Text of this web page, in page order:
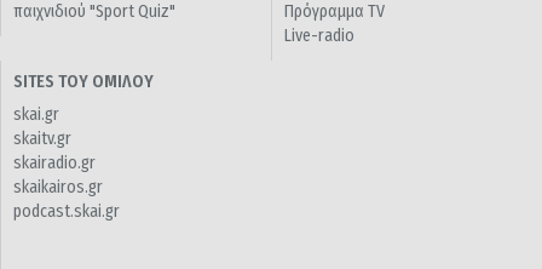
παιχνιδιού "Sport Quiz"
Πρόγραμμα TV
Live-radio
SITES ΤΟΥ ΟΜΙΛΟΥ
skai.gr
skaitv.gr
skairadio.gr
skaikairos.gr
podcast.skai.gr